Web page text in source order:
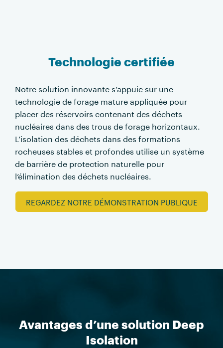
Technologie certifiée
Notre solution innovante s’appuie sur une
technologie de forage mature appliquée pour
placer des réservoirs contenant des déchets
nucléaires dans des trous de forage horizontaux.
L’isolation des déchets dans des formations
rocheuses stables et profondes utilise un système
de barrière de protection naturelle pour
l’élimination des déchets nucléaires.
REGARDEZ NOTRE DÉMONSTRATION PUBLIQUE
Avantages d’une solution Deep
Isolation